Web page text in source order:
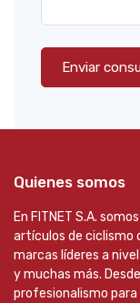
Enviar
Quienes somos
En FITNET S.A.
artículos de ciclismo
marcas líderes a
y muchas más.
profesionalismo